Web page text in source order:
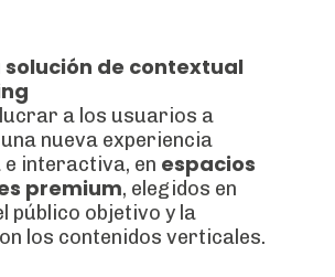
solución de contextual
a los usuarios a
nueva experiencia
interactiva, en espacios
premium, elegidos en
público objetivo y la
los contenidos verticales.